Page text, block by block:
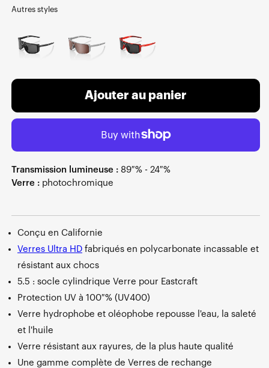
Autres styles
Ajouter au panier
Transmission lumineuse : 89 % - 24 %
Verre : photochromique
Conçu en Californie
Verres Ultra HD fabriqués en polycarbonate incassable et
résistant aux chocs
5.5 : socle cylindrique Verre pour Eastcraft
Protection UV à 100 % (UV400)
Verre hydrophobe et oléophobe repousse l'eau, la saleté
et l'huile
Verre résistant aux rayures, de la plus haute qualité
Une gamme complète de Verres de rechange